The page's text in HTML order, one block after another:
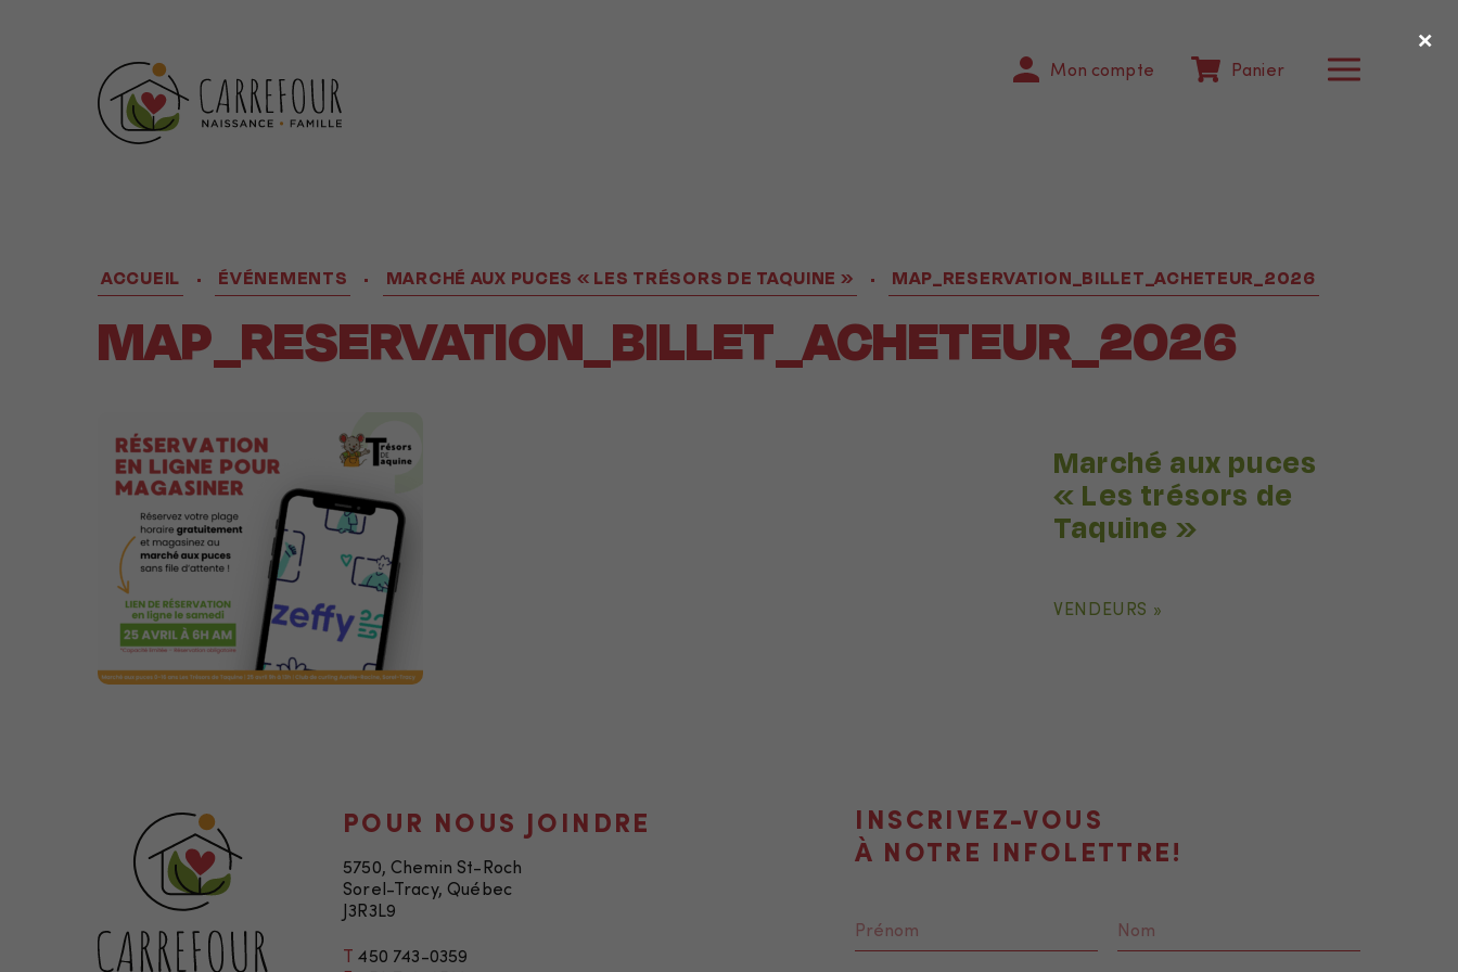
Mon compte Panier
ACCUEIL • ÉVÉNEMENTS • MARCHÉ AUX PUCES « LES TRÉSORS DE TAQUINE » • MAP_RESERVATION_BILLET_ACHETEUR_2026
MAP_RESERVATION_BILLET_ACHETEUR_2026
Marché aux puces
« Les trésors de
Taquine »
VENDEURS »
POUR NOUS JOINDRE
5750, Chemin St-Roch
Sorel-Tracy, Québec
J3R3L9
T 450 743-0359
INSCRIVEZ-VOUS
À NOTRE INFOLETTRE!
×